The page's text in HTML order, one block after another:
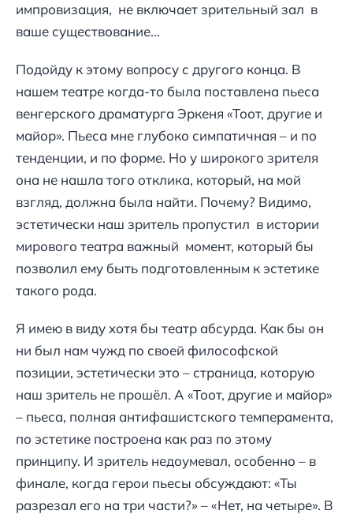
импровизация, не включает зрительный зал в
ваше существование…
Подойду к этому вопросу с другого конца. В
нашем театре когда-то была поставлена пьеса
венгерского драматурга Эркеня «Тоот, другие и
майор». Пьеса мне глубоко симпатичная – и по
тенденции, и по форме. Но у широкого зрителя
она не нашла того отклика, который, на мой
взгляд, должна была найти. Почему? Видимо,
эстетически наш зритель пропустил в истории
мирового театра важный момент, который бы
позволил ему быть подготовленным к эстетике
такого рода.
Я имею в виду хотя бы театр абсурда. Как бы он
ни был нам чужд по своей философской
позиции, эстетически это – страница, которую
наш зритель не прошёл. А «Тоот, другие и майор»
– пьеса, полная антифашистского темперамента,
по эстетике построена как раз по этому
принципу. И зритель недоумевал, особенно – в
финале, когда герои пьесы обсуждают: «Ты
разрезал его на три части?» – «Нет, на четыре». В